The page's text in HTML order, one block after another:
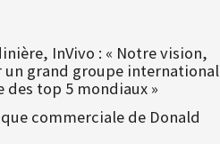
InVivo : « Notre vision,
un grand groupe international
top 5 mondiaux »
commerciale de Donald